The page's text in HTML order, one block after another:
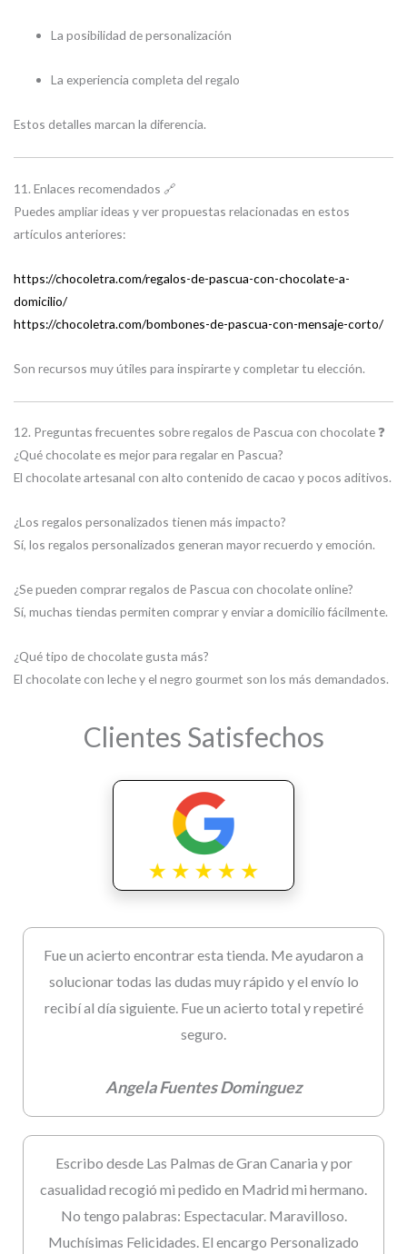
La posibilidad de personalización
La experiencia completa del regalo
Estos detalles marcan la diferencia.
11. Enlaces recomendados 🔗
Puedes ampliar ideas y ver propuestas relacionadas en estos
artículos anteriores:
https://chocoletra.com/regalos-de-pascua-con-chocolate-a-
domicilio/
https://chocoletra.com/bombones-de-pascua-con-mensaje-corto/
Son recursos muy útiles para inspirarte y completar tu elección.
12. Preguntas frecuentes sobre regalos de Pascua con chocolate ❓
¿Qué chocolate es mejor para regalar en Pascua?
El chocolate artesanal con alto contenido de cacao y pocos aditivos.
¿Los regalos personalizados tienen más impacto?
Sí, los regalos personalizados generan mayor recuerdo y emoción.
¿Se pueden comprar regalos de Pascua con chocolate online?
Sí, muchas tiendas permiten comprar y enviar a domicilio fácilmente.
¿Qué tipo de chocolate gusta más?
El chocolate con leche y el negro gourmet son los más demandados.
Clientes Satisfechos
Fue un acierto encontrar esta tienda. Me ayudaron a
solucionar todas las dudas muy rápido y el envío lo
recibí al día siguiente. Fue un acierto total y repetiré
seguro.
Angela Fuentes Dominguez
Escribo desde Las Palmas de Gran Canaria y por
casualidad recogió mi pedido en Madrid mi hermano.
No tengo palabras: Espectacular. Maravilloso.
Muchísimas Felicidades. El encargo Personalizado